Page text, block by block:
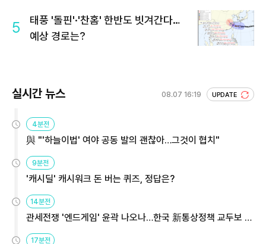
5
태풍 '돌핀'·'찬홈' 한반도 빗겨간다…
예상 경로는?
실시간 뉴스 08.07 16:19 UPDATE
4분전
與 "'하늘이법' 여야 공동 발의 괜찮아…그것이 협치"
9분전
'캐시딜' 캐시워크 돈 버는 퀴즈, 정답은?
14분전
관세전쟁 '엔드게임' 윤곽 나오나…한국 新통상정책 교두보 활
용해야
17분전